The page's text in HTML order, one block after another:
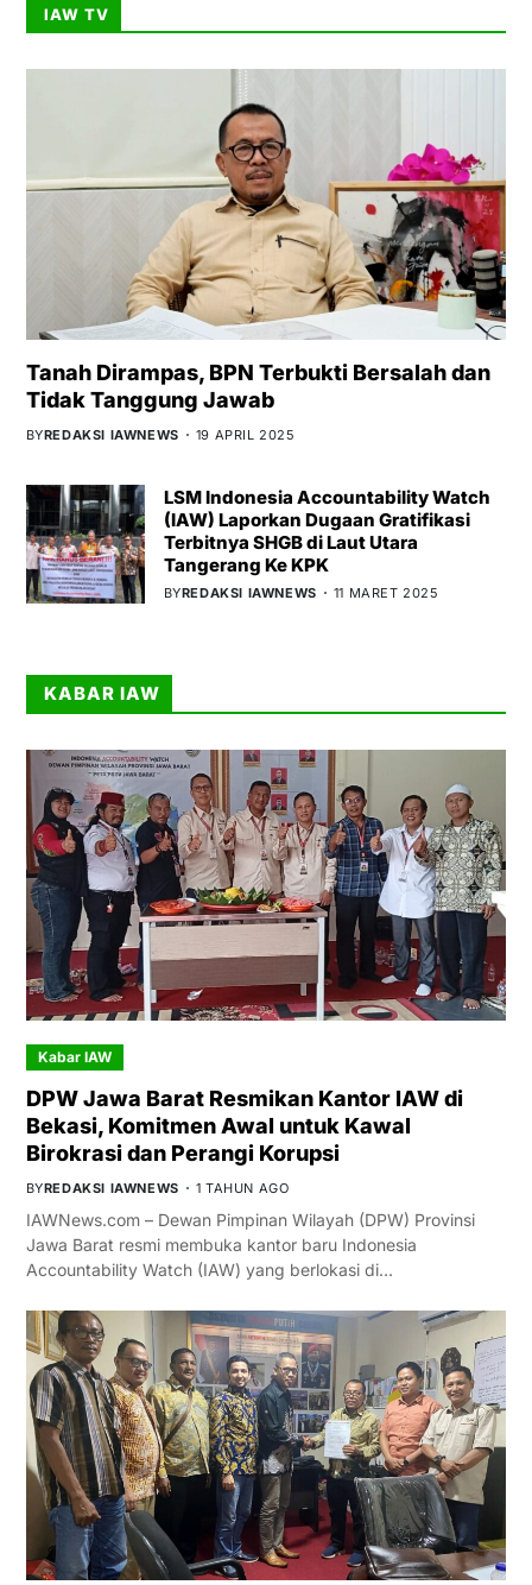
IAW TV
Tanah Dirampas, BPN Terbukti Bersalah dan
Tidak Tanggung Jawab
BYREDAKSI IAWNEWS 19 APRIL 2025
LSM Indonesia Accountability Watch
(IAW) Laporkan Dugaan Gratifikasi
Terbitnya SHGB di Laut Utara
Tangerang Ke KPK
BYREDAKSI IAWNEWS 11 MARET 2025
KABAR IAW
Kabar IAW
DPW Jawa Barat Resmikan Kantor IAW di
Bekasi, Komitmen Awal untuk Kawal
Birokrasi dan Perangi Korupsi
BYREDAKSI IAWNEWS 1 TAHUN AGO
IAWNews.com – Dewan Pimpinan Wilayah (DPW) Provinsi
Jawa Barat resmi membuka kantor baru Indonesia
Accountability Watch (IAW) yang berlokasi di…